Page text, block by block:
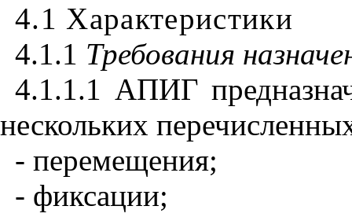
4.1 Характеристики
4.1.1 Требования
4.1.1.1 АПИГ
нескольких
- перемещения;
- фиксации;